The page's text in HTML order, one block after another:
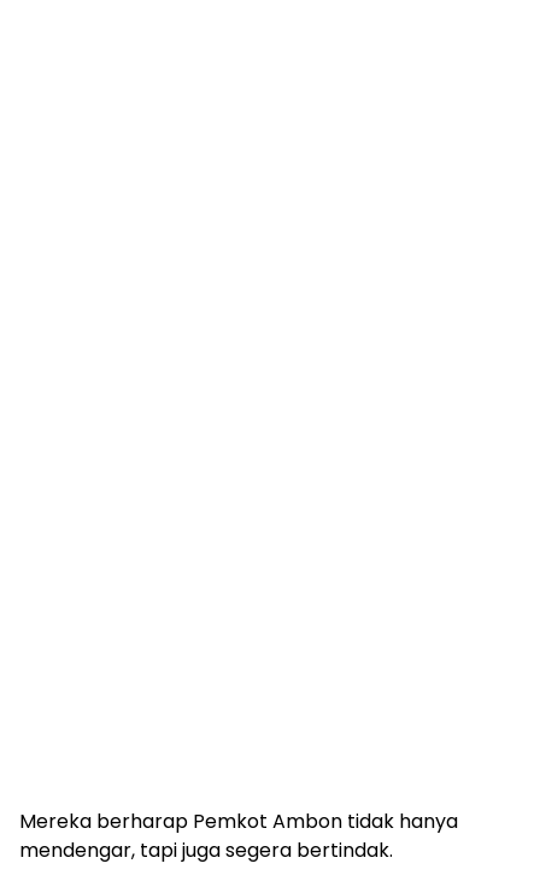
Mereka berharap Pemkot Ambon tidak hanya
mendengar, tapi juga segera bertindak.